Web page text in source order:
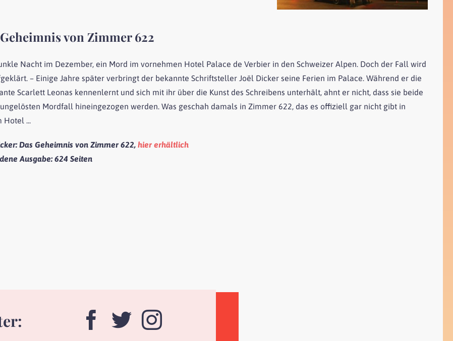
von Zimmer 622
Nacht im Dezember, ein Mord im vornehmen Hotel Palace de Verbier in den Schweizer Alpen. Doch der Fall wird
– Einige Jahre später verbringt der bekannte Schriftsteller Joël Dicker seine Ferien im Palace. Während er die
Scarlett Leonas kennenlernt und sich mit ihr über die Kunst des Schreibens unterhält, ahnt er nicht, dass sie beide
Mordfall hineingezogen werden. Was geschah damals in Zimmer 622, das es offiziell gar nicht gibt in
Hotel ...
: Das Geheimnis von Zimmer 622,hier erhältlich
Ausgabe:624 Seiten